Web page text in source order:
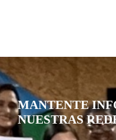
MANTENTE
NUESTRAS